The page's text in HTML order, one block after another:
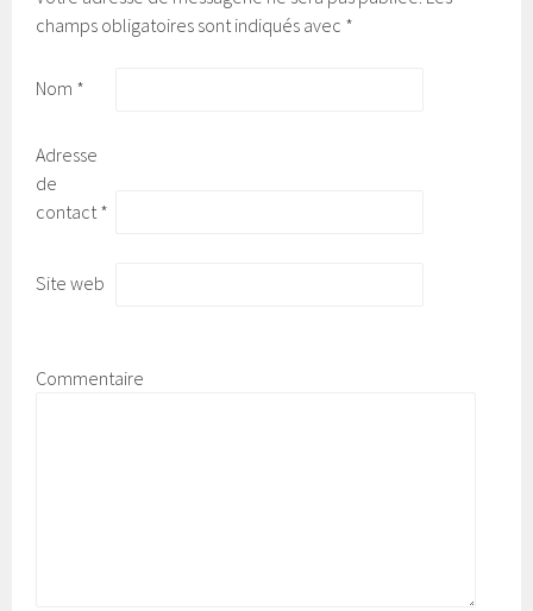
champs obligatoires sont indiqués avec *
Nom *
Adresse
de
contact *
Site web
Commentaire